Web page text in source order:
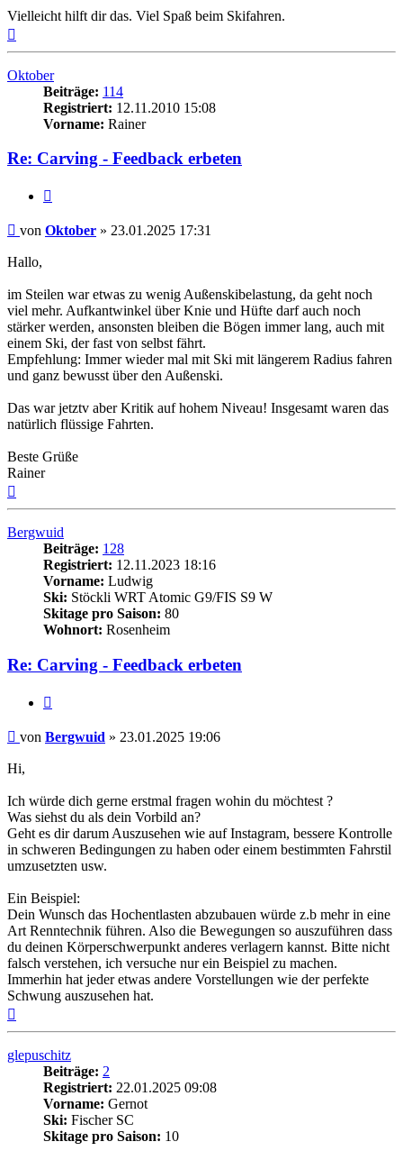
Vielleicht hilft dir das. Viel Spaß beim Skifahren.
Oktober
Beiträge: 114
Registriert: 12.11.2010 15:08
Vorname: Rainer
Re: Carving - Feedback erbeten
Beitrag
von Oktober » 23.01.2025 17:31
Hallo,
im Steilen war etwas zu wenig Außenskibelastung, da geht noch
viel mehr. Aufkantwinkel über Knie und Hüfte darf auch noch
stärker werden, ansonsten bleiben die Bögen immer lang, auch mit
einem Ski, der fast von selbst fährt.
Empfehlung: Immer wieder mal mit Ski mit längerem Radius fahren
und ganz bewusst über den Außenski.
Das war jetztv aber Kritik auf hohem Niveau! Insgesamt waren das
natürlich flüssige Fahrten.
Beste Grüße
Rainer
Bergwuid
Beiträge: 128
Registriert: 12.11.2023 18:16
Vorname: Ludwig
Ski: Stöckli WRT Atomic G9/FIS S9 W
Skitage pro Saison: 80
Wohnort: Rosenheim
Re: Carving - Feedback erbeten
Beitrag
von Bergwuid » 23.01.2025 19:06
Hi,
Ich würde dich gerne erstmal fragen wohin du möchtest ?
Was siehst du als dein Vorbild an?
Geht es dir darum Auszusehen wie auf Instagram, bessere Kontrolle
in schweren Bedingungen zu haben oder einem bestimmten Fahrstil
umzusetzten usw.
Ein Beispiel:
Dein Wunsch das Hochentlasten abzubauen würde z.b mehr in eine
Art Renntechnik führen. Also die Bewegungen so auszuführen dass
du deinen Körperschwerpunkt anderes verlagern kannst. Bitte nicht
falsch verstehen, ich versuche nur ein Beispiel zu machen.
Immerhin hat jeder etwas andere Vorstellungen wie der perfekte
Schwung auszusehen hat.
glepuschitz
Beiträge: 2
Registriert: 22.01.2025 09:08
Vorname: Gernot
Ski: Fischer SC
Skitage pro Saison: 10